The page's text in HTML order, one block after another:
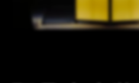
LOGIN